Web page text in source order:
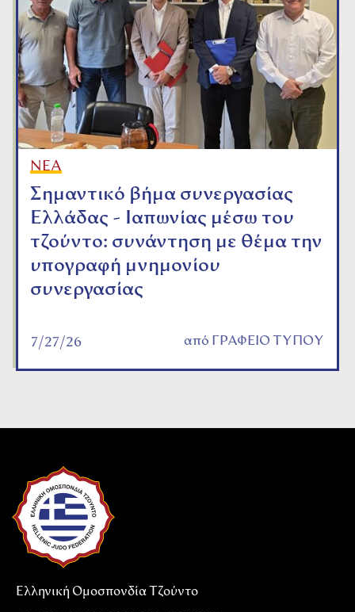
ΝΕΑ
Σημαντικό βήμα συνεργασίας
Ελλάδας - Ιαπωνίας μέσω του
τζούντο: συνάντηση με θέμα την
υπογραφή μνημονίου
συνεργασίας
7/27/26 από ΓΡΑΦΕΙΟ ΤΥΠΟΥ
Ελληνική Ομοσπονδία Τζούντο